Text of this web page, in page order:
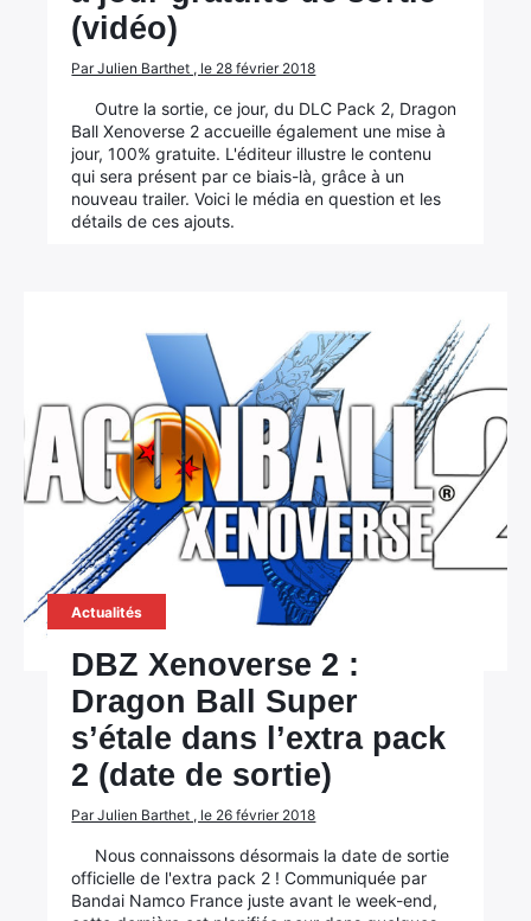
(vidéo)
Par Julien Barthet , le 28 février 2018
Outre la sortie, ce jour, du DLC Pack 2, Dragon
Ball Xenoverse 2 accueille également une mise à
jour, 100% gratuite. L'éditeur illustre le contenu
qui sera présent par ce biais-là, grâce à un
nouveau trailer. Voici le média en question et les
détails de ces ajouts.
Actualités
DBZ Xenoverse 2 :
Dragon Ball Super
s’étale dans l’extra pack
2 (date de sortie)
Par Julien Barthet , le 26 février 2018
Nous connaissons désormais la date de sortie
officielle de l'extra pack 2 ! Communiquée par
Bandai Namco France juste avant le week-end,